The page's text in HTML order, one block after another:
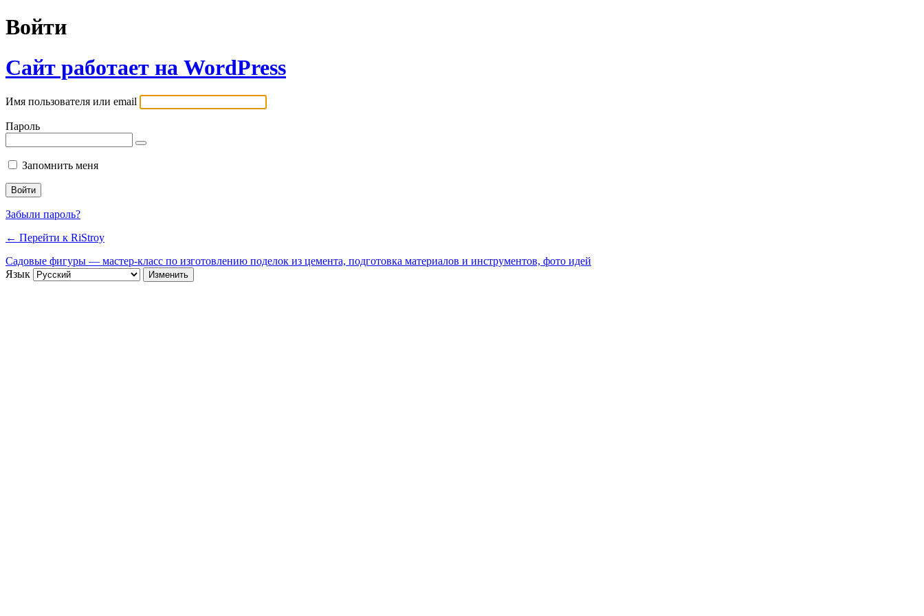
Войти
Сайт работает на WordPress
Имя пользователя или email
Пароль
Запомнить меня
Забыли пароль?
← Перейти к RiStroy
Садовые фигуры — мастер-класс по изготовлению поделок из цемента, подготовка материалов и инструментов, фото идей
Язык